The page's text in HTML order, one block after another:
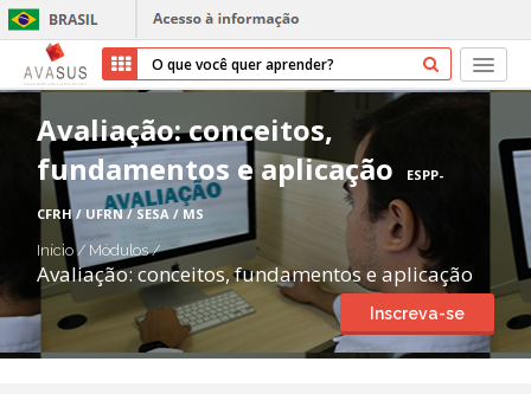
Início
Cursos
Parceiros
Sobre nós
Transparência
Avaliação: conceitos,
fundamentos e aplicação
ESPP-
CFRH / UFRN / SESA / MS
Início / Módulos/
Avaliação: conceitos, fundamentos e aplicação
Inscreva-se